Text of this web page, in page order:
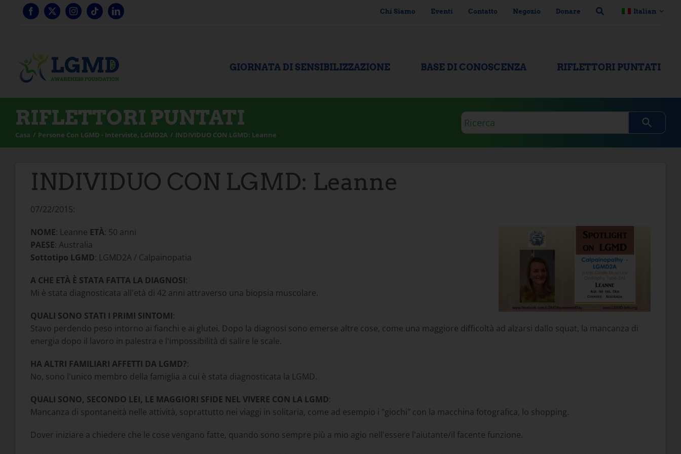
Chi Siamo Eventi Contatto Negozio Donare Italian
GIORNATA DI SENSIBILIZZAZIONE BASE DI CONOSCENZA RIFLETTORI PUNTATI
RIFLETTORI PUNTATI
Casa Persone Con LGMD - Interviste LGMD2A INDIVIDUO CON LGMD: Leanne
Domanda
di
ricerca
INDIVIDUO CON LGMD: Leanne
07/22/2015:
NOME: Leanne ETÀ: 50 anni
PAESE: Australia
Sottotipo LGMD: LGMD2A / Calpainopatia
A CHE ETÀ È STATA FATTA LA DIAGNOSI:
Mi è stata diagnosticata all'età di 42 anni attraverso una biopsia muscolare.
QUALI SONO STATI I PRIMI SINTOMI:
Stavo perdendo peso intorno ai fianchi e ai glutei. Dopo la diagnosi sono emerse altre cose, come una maggiore difficoltà ad alzarsi dallo squat, la mancanza di
energia dopo il lavoro in palestra e l'impossibilità di salire le scale.
HA ALTRI FAMILIARI AFFETTI DA LGMD?:
No, sono l'unico membro della famiglia a cui è stata diagnosticata la LGMD.
QUALI SONO, SECONDO LEI, LE MAGGIORI SFIDE NEL VIVERE CON LA LGMD:
Mancanza di spontaneità nelle attività, soprattutto nei viaggi in solitaria, come ad esempio i "giochi" con la macchina fotografica, lo shopping.
Dover iniziare a chiedere che le cose vengano fatte, quando sono sempre più a mio agio nell'essere l'aiutante/il facente funzione.